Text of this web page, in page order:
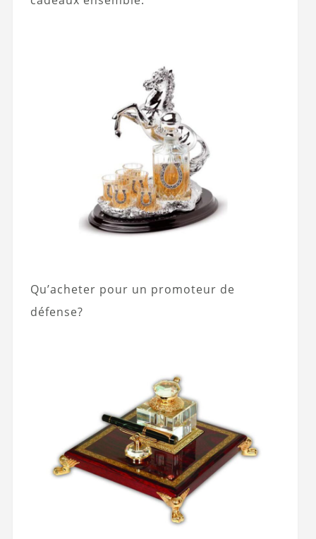
Qu’acheter pour un promoteur de
défense?